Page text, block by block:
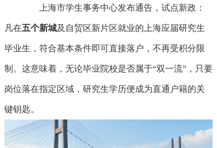
上海市学生事务中心发布通告，试点新政：
凡在五个新城及自贸区新片区就业的上海应届研究生
毕业生，符合基本条件即可直接落户，不再受积分限
制。这意味着，无论毕业院校是否属于“双一流”，只要
岗位落在指定区域，研究生学历便成为直通户籍的关
键钥匙。